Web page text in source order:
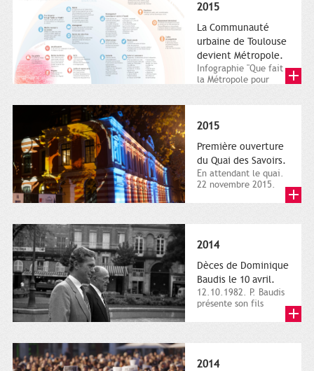
2015
La Communauté
urbaine de Toulouse
devient Métropole.
Infographie "Que fait
la Métropole pour
2015
Première ouverture
du Quai des Savoirs.
En attendant le quai.
22 novembre 2015.
2014
Dèces de Dominique
Baudis le 10 avril.
12.10.1982. P. Baudis
présente son fils
2014